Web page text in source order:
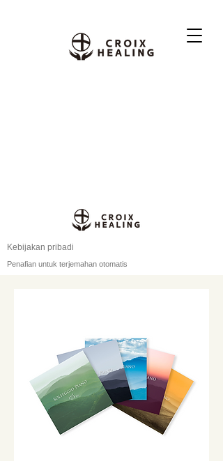
Kebijakan pribadi
Penafian untuk terjemahan otomatis